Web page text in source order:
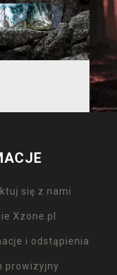
się z nami
Xzone.pl
i odstąpienia
prowizyjny